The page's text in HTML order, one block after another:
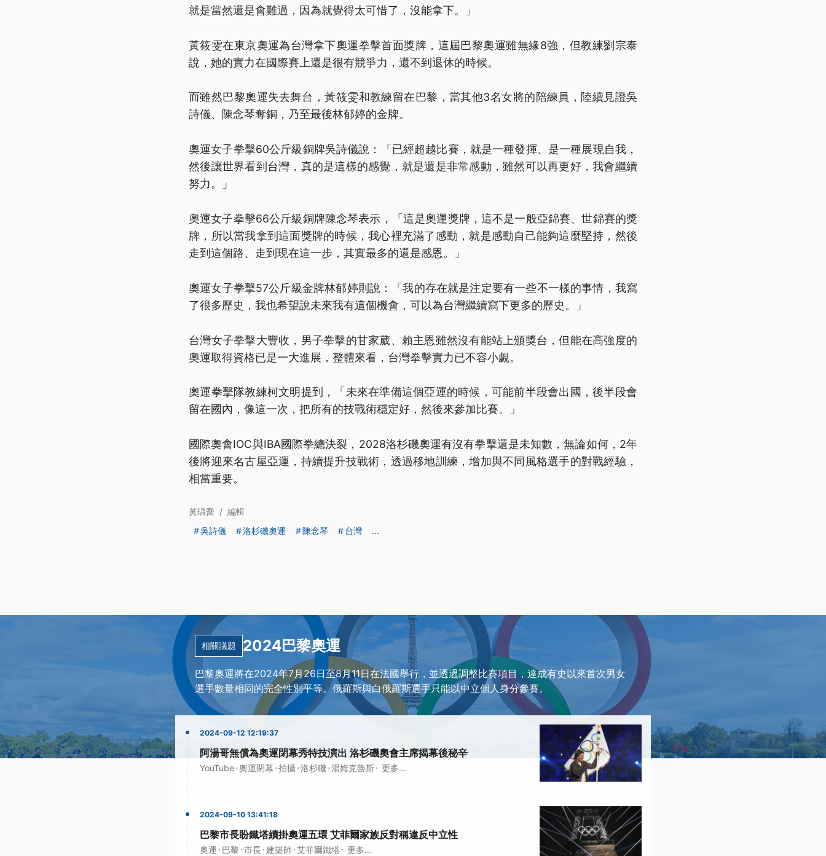
就是當然還是會難過，因為就覺得太可惜了，沒能拿下。」
黃筱雯在東京奧運為台灣拿下奧運拳擊首面獎牌，這屆巴黎奧運雖無緣8強，但教練劉宗泰
說，她的實力在國際賽上還是很有競爭力，還不到退休的時候。
而雖然巴黎奧運失去舞台，黃筱雯和教練留在巴黎，當其他3名女將的陪練員，陸續見證吳
詩儀、陳念琴奪銅，乃至最後林郁婷的金牌。
奧運女子拳擊60公斤級銅牌吳詩儀說：「已經超越比賽，就是一種發揮、是一種展現自我，
然後讓世界看到台灣，真的是這樣的感覺，就是還是非常感動，雖然可以再更好，我會繼續
努力。」
奧運女子拳擊66公斤級銅牌陳念琴表示，「這是奧運獎牌，這不是一般亞錦賽、世錦賽的獎
牌，所以當我拿到這面獎牌的時候，我心裡充滿了感動，就是感動自己能夠這麼堅持，然後
走到這個路、走到現在這一步，其實最多的還是感恩。」
奧運女子拳擊57公斤級金牌林郁婷則說：「我的存在就是注定要有一些不一樣的事情，我寫
了很多歷史，我也希望說未來我有這個機會，可以為台灣繼續寫下更多的歷史。」
台灣女子拳擊大豐收，男子拳擊的甘家葳、賴主恩雖然沒有能站上頒獎台，但能在高強度的
奧運取得資格已是一大進展，整體來看，台灣拳擊實力已不容小覷。
奧運拳擊隊教練柯文明提到，「未來在準備這個亞運的時候，可能前半段會出國，後半段會
留在國內，像這一次，把所有的技戰術穩定好，然後來參加比賽。」
國際奧會IOC與IBA國際拳總決裂，2028洛杉磯奧運有沒有拳擊還是未知數，無論如何，2年
後將迎來名古屋亞運，持續提升技戰術，透過移地訓練，增加與不同風格選手的對戰經驗，
相當重要。
黃瑀喬 / 編輯
吳詩儀
洛杉磯奧運 陳念琴 台灣 ...
相關議題 2024巴黎奧運
巴黎奧運將在2024年7月26日至8月11日在法國舉行，並透過調整比賽項目，達成有史以來首次男女
選手數量相同的完全性別平等。俄羅斯與白俄羅斯選手只能以中立個人身分參賽。
2024-09-12 12:19:37
阿湯哥無償為奧運閉幕秀特技演出 洛杉磯奧會主席揭幕後秘辛
YouTube· 奧運閉幕 ·拍攝·洛杉磯 ·湯姆克魯斯· 更多...
2024-09-10 13:41:18
巴黎市長盼鐵塔續掛奧運五環 艾菲爾家族反對稱違反中立性
奧運 · 巴黎 ·市長·建築師 ·艾菲爾鐵塔· 更多...